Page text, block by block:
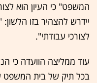
המשפט" כי העיון הוא
יידרש להצהיר בזו
לצורכי עבודתי".
עוד ממליצה הוועדה כי
בכל תיק של בית המשפט